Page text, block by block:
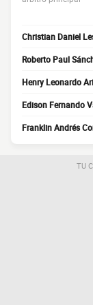
Christian Daniel
Roberto Paul
Henry Leonardo
Edison Fernando
Franklin Andrés
TU